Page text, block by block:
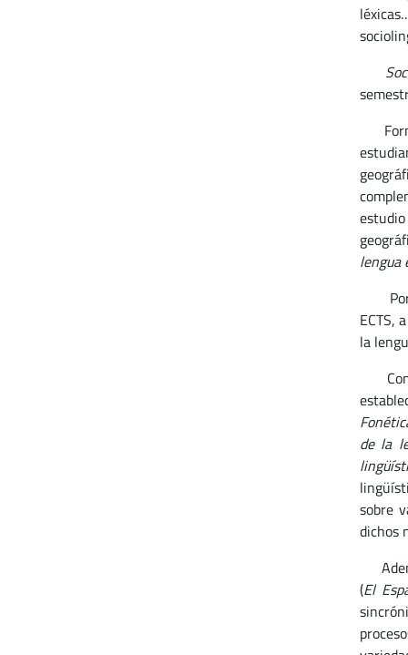
lengua
Por
ECTS,
la
de la
sobre
dichos
(El